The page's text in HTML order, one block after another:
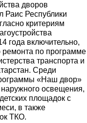
дворов
Раис Республики
критериям
года включительно,
ремонта по программе
транспорта и
Среди
«Наш двор»
освещения,
площадок с
в также
ТКО.